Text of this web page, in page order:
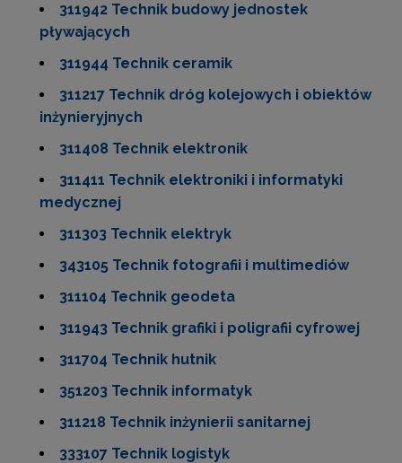
311942 Technik budowy jednostek
pływających
311944 Technik ceramik
311217 Technik dróg kolejowych i obiektów
inżynieryjnych
311408 Technik elektronik
311411 Technik elektroniki i informatyki
medycznej
311303 Technik elektryk
343105 Technik fotografii i multimediów
311104 Technik geodeta
311943 Technik grafiki i poligrafii cyfrowej
311704 Technik hutnik
351203 Technik informatyk
311218 Technik inżynierii sanitarnej
333107 Technik logistyk